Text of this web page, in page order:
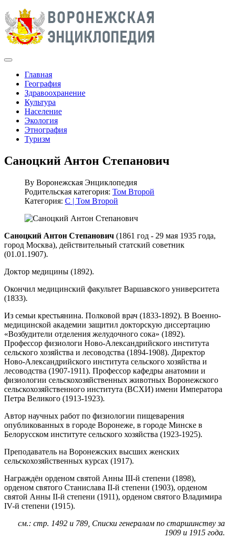
Главная
География
Здравоохранение
Культура
Население
Экология
Этнография
Туризм
Саноцкий Антон Степанович
By Воронежская Энциклопедия
Родительская категория: Том Второй
Категория: С | Том Второй
Саноцкий Антон Степанович (1861 год - 29 мая 1935 года,
город Москва), действительный статский советник
(01.01.1907).
Доктор медицины (1892).
Окончил медицинский факультет Варшавского университета
(1833).
Из семьи крестьянина. Полковой врач (1833-1892). В Военно-
медицинской академии защитил докторскую диссертацию
«Возбудители отделения желудочного сока» (1892).
Профессор физиологи Ново-Александрийского института
сельского хозяйства и лесоводства (1894-1908). Директор
Ново-Александрийского института сельского хозяйства и
лесоводства (1907-1911). Профессор кафедры анатомии и
физиологии сельскохозяйственных животных Воронежского
сельскохозяйственного института (ВСХИ) имени Императора
Петра Великого (1913-1923).
Автор научных работ по физиологии пищеварения
опубликованных в городе Воронеже, в городе Минске в
Белорусском институте сельского хозяйства (1923-1925).
Преподаватель на Воронежских высших женских
сельскохозяйственных курсах (1917).
Награждён орденом святой Анны III-й степени (1898),
орденом святого Станислава II-й степени (1903), орденом
святой Анны II-й степени (1911), орденом святого Владимира
IV-й степени (1915).
см.: стр. 1492 и 789, Списки генералам по старшинству за
1909 и 1915 года.